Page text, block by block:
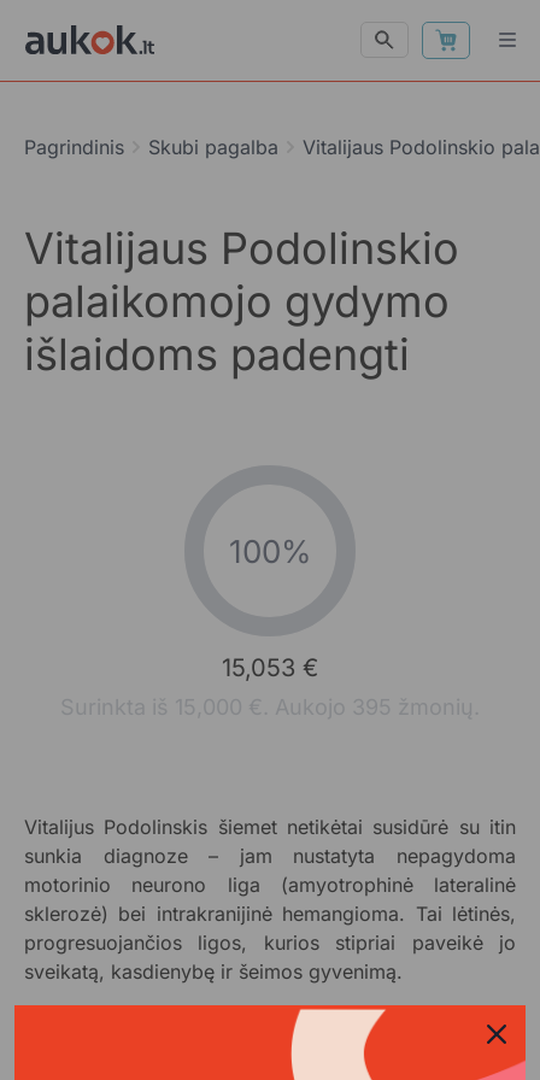
Pagrindinis Skubi pagalba Vitalijaus Podolinskio
Vitalijaus Podolinskio
palaikomojo gydymo
išlaidoms padengti
100%
15,053 €
Vitalijus Podolinskis šiemet netikėtai susidūrė su itin
sunkia diagnoze – jam nustatyta nepagydoma
motorinio neurono liga (amyotrophinė lateralinė
sklerozė) bei intrakranijinė hemangioma. Tai lėtinės,
progresuojančios ligos, kurios stipriai paveikė jo
sveikatą, kasdienybę ir šeimos gyvenimą.
Parama bus skirta padengti palaikomojo gydymo
išlaidas – vizitams pas specialistus, terapijoms,